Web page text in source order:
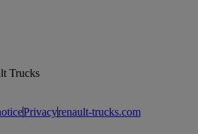
Trucks
Privacyrenault-trucks.com